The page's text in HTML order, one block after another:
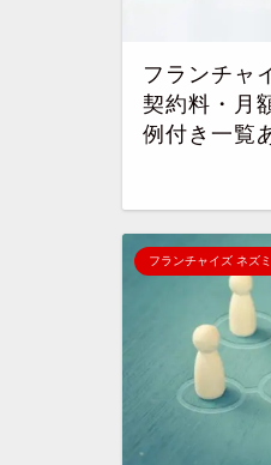
フランチャ
契約料・月
例付き一覧
フランチャイズ ネズ